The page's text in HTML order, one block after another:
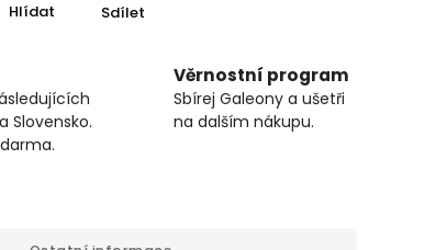
Hlídat Sdílet
Slovensko.
Věrnostní program
Sbírej Galeony a ušetři
na dalším nákupu.